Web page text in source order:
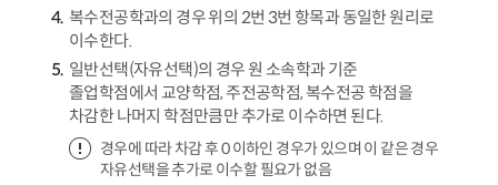
복수전공학과의 경우 위의 2번 3번 항목과 동일한 원리로
이수한다.
일반선택(자유선택)의 경우 원 소속학과 기준
졸업학점에서 교양학점, 주전공학점, 복수전공 학점을
차감한 나머지 학점만큼만 추가로 이수하면 된다.
경우에 따라 차감 후 0 이하인 경우가 있으며 이 같은 경우
자유선택을 추가로 이수할 필요가 없음